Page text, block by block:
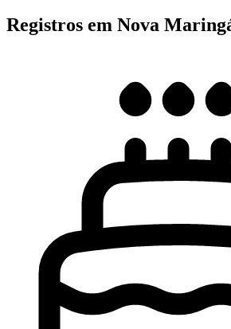
Registros em Nova